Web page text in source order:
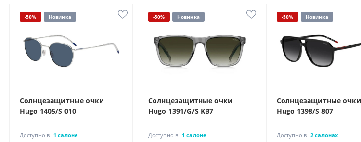
-50% Новинка
Солнцезащитные очки
Hugo 1405/S 010
Доступно в 1 салоне
-50% Новинка
Солнцезащитные очки
Hugo 1391/G/S KB7
Доступно в 1 салоне
-50% Новинка
Солнцезащитные очки
Hugo 1398/S 807
Доступно в 2 салонах